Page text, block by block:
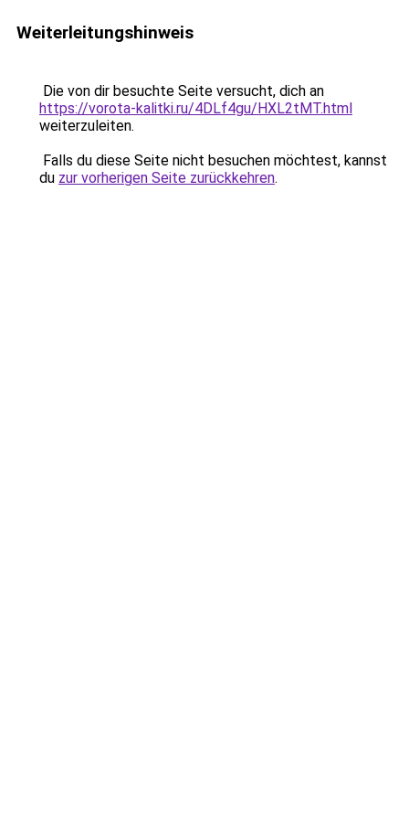
Weiterleitungshinweis
Die von dir besuchte Seite versucht, dich an
https://vorota-kalitki.ru/4DLf4gu/HXL2tMT.html
weiterzuleiten.
Falls du diese Seite nicht besuchen möchtest, kannst
du zur vorherigen Seite zurückkehren.